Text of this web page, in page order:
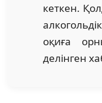
кеткен.
оқиға
делінген